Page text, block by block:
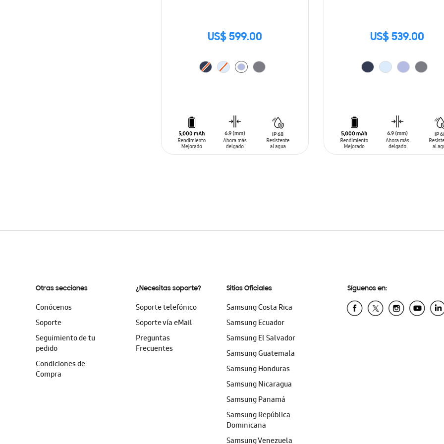
US$ 599.00 US$ 539.00
Otras secciones
Conócenos
Soporte
Seguimiento de tu
pedido
Condiciones de
Compra
¿Necesitas soporte?
Soporte telefónico
Soporte vía eMail
Preguntas
Frecuentes
Sitios Oficiales
Samsung Costa Rica
Samsung Ecuador
Samsung El Salvador
Samsung Guatemala
Samsung Honduras
Samsung Nicaragua
Samsung Panamá
Samsung República
Dominicana
Samsung Venezuela
Síguenos en: